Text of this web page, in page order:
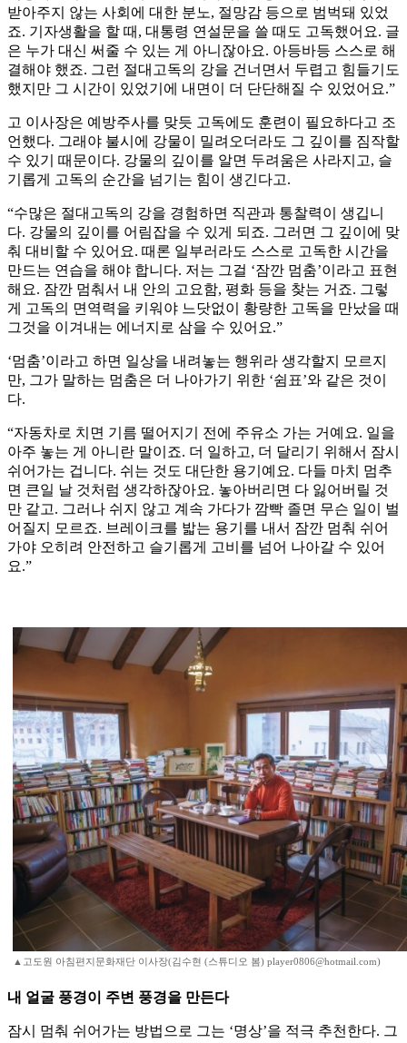
받아주지 않는 사회에 대한 분노, 절망감 등으로 범벅돼 있었
죠. 기자생활을 할 때, 대통령 연설문을 쓸 때도 고독했어요. 글
은 누가 대신 써줄 수 있는 게 아니잖아요. 아등바등 스스로 해
결해야 했죠. 그런 절대고독의 강을 건너면서 두렵고 힘들기도
했지만 그 시간이 있었기에 내면이 더 단단해질 수 있었어요.”
고 이사장은 예방주사를 맞듯 고독에도 훈련이 필요하다고 조
언했다. 그래야 불시에 강물이 밀려오더라도 그 깊이를 짐작할
수 있기 때문이다. 강물의 깊이를 알면 두려움은 사라지고, 슬
기롭게 고독의 순간을 넘기는 힘이 생긴다고.
“수많은 절대고독의 강을 경험하면 직관과 통찰력이 생깁니
다. 강물의 깊이를 어림잡을 수 있게 되죠. 그러면 그 깊이에 맞
춰 대비할 수 있어요. 때론 일부러라도 스스로 고독한 시간을
만드는 연습을 해야 합니다. 저는 그걸 ‘잠깐 멈춤’이라고 표현
해요. 잠깐 멈춰서 내 안의 고요함, 평화 등을 찾는 거죠. 그렇
게 고독의 면역력을 키워야 느닷없이 황량한 고독을 만났을 때
그것을 이겨내는 에너지로 삼을 수 있어요.”
‘멈춤’이라고 하면 일상을 내려놓는 행위라 생각할지 모르지
만, 그가 말하는 멈춤은 더 나아가기 위한 ‘쉼표’와 같은 것이
다.
“자동차로 치면 기름 떨어지기 전에 주유소 가는 거예요. 일을
아주 놓는 게 아니란 말이죠. 더 일하고, 더 달리기 위해서 잠시
쉬어가는 겁니다. 쉬는 것도 대단한 용기예요. 다들 마치 멈추
면 큰일 날 것처럼 생각하잖아요. 놓아버리면 다 잃어버릴 것
만 같고. 그러나 쉬지 않고 계속 가다가 깜빡 졸면 무슨 일이 벌
어질지 모르죠. 브레이크를 밟는 용기를 내서 잠깐 멈춰 쉬어
가야 오히려 안전하고 슬기롭게 고비를 넘어 나아갈 수 있어
요.”
▲고도원 아침편지문화재단 이사장(김수현 (스튜디오 봄) player0806@hotmail.com)
내 얼굴 풍경이 주변 풍경을 만든다
잠시 멈춰 쉬어가는 방법으로 그는 ‘명상’을 적극 추천한다. 그